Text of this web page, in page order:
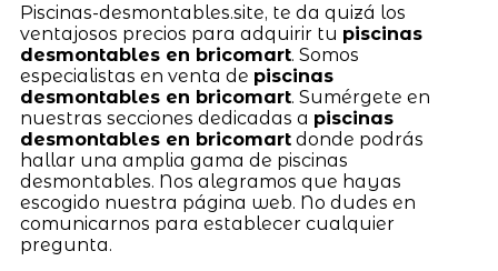
Piscinas-desmontables.site, te da quizá los
ventajosos precios para adquirir tu piscinas
desmontables en bricomart. Somos
especialistas en venta de piscinas
desmontables en bricomart. Sumérgete en
nuestras secciones dedicadas a piscinas
desmontables en bricomartdonde podrás
hallar una amplia gama de piscinas
desmontables. Nos alegramos que hayas
escogido nuestra página web. No dudes en
comunicarnos para establecer cualquier
pregunta.